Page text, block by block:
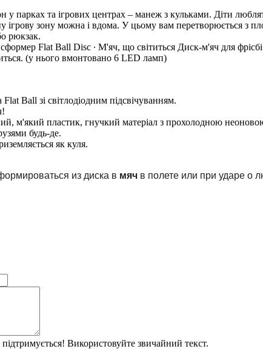
у парках та ігрових центрах – манеж з кульками. Діти
ігрову зону можна і вдома. У цьому вам перетворюється з
рюкзак.
Flat Ball Disc ∙ М'яч, що світиться Диск-м'яч для
(у нього вмонтовано 6 LED ламп)
Ball зі світлодіодним підсвічуванням.
м'який пластик, гнучкий матеріал з прохолодною
будь-де.
як куля.
из диска в мяч в полете или при ударе о
Використовуйте звичайний текст.